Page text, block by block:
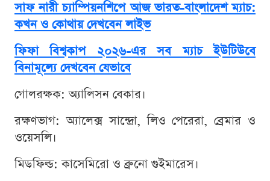
সাফ নারী চ্যাম্পিয়নশিপে আজ ভারত-বাংলাদেশ ম্যাচ:
কখন ও কোথায় দেখবেন লাইভ
ফিফা বিশ্বকাপ ২০২৬-এর সব ম্যাচ ইউটিউবে
বিনামূল্যে দেখবেন যেভাবে
গোলরক্ষক: অ্যালিসন বেকার।
রক্ষণভাগ: অ্যালেক্স সান্দ্রো, লিও পেরেরা, ব্রেমার ও
ওয়েসলি।
মিডফিল্ড: কাসেমিরো ও ব্রুনো গুইমারেস।